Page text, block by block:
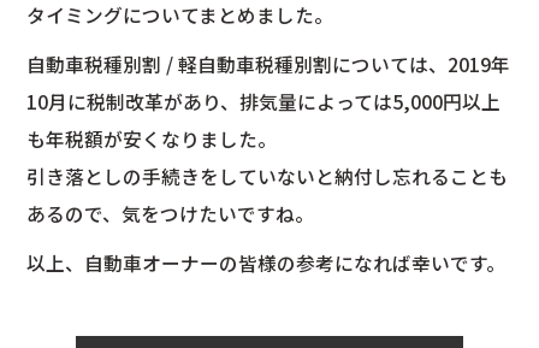
タイミングについてまとめました。
自動車税種別割 / 軽自動車税種別割については、2019年
10月に税制改革があり、排気量によっては5,000円以上
も年税額が安くなりました。
引き落としの手続きをしていないと納付し忘れることも
あるので、気をつけたいですね。
以上、自動車オーナーの皆様の参考になれば幸いです。